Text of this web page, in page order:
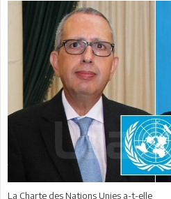
La Charte des Nations Unies a-t-elle